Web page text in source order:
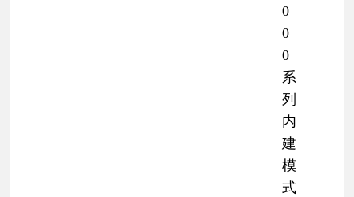
0
0
0
系
列
内
建
模
式